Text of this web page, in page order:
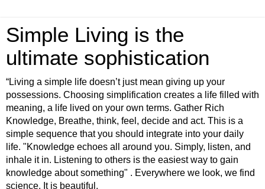
Simple Living is the
ultimate sophistication
“Living a simple life doesn’t just mean giving up your
possessions. Choosing simplification creates a life filled with
meaning, a life lived on your own terms. Gather Rich
Knowledge, Breathe, think, feel, decide and act. This is a
simple sequence that you should integrate into your daily
life. "Knowledge echoes all around you. Simply, listen, and
inhale it in. Listening to others is the easiest way to gain
knowledge about something" . Everywhere we look, we find
science. It is beautiful.